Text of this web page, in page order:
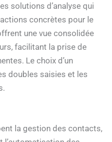
solutions d’analyse qui
concrètes pour le
une vue consolidée
facilitant la prise de
Le choix d’un
doubles saisies et les
la gestion des contacts,